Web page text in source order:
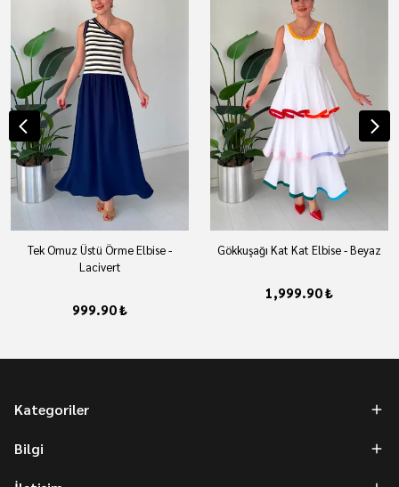
Tek Omuz Üstü Örme Elbise -
Lacivert
999.90 ₺
Gökkuşağı Kat Kat Elbise - Beyaz
1,999.90 ₺
Kategoriler
Bilgi